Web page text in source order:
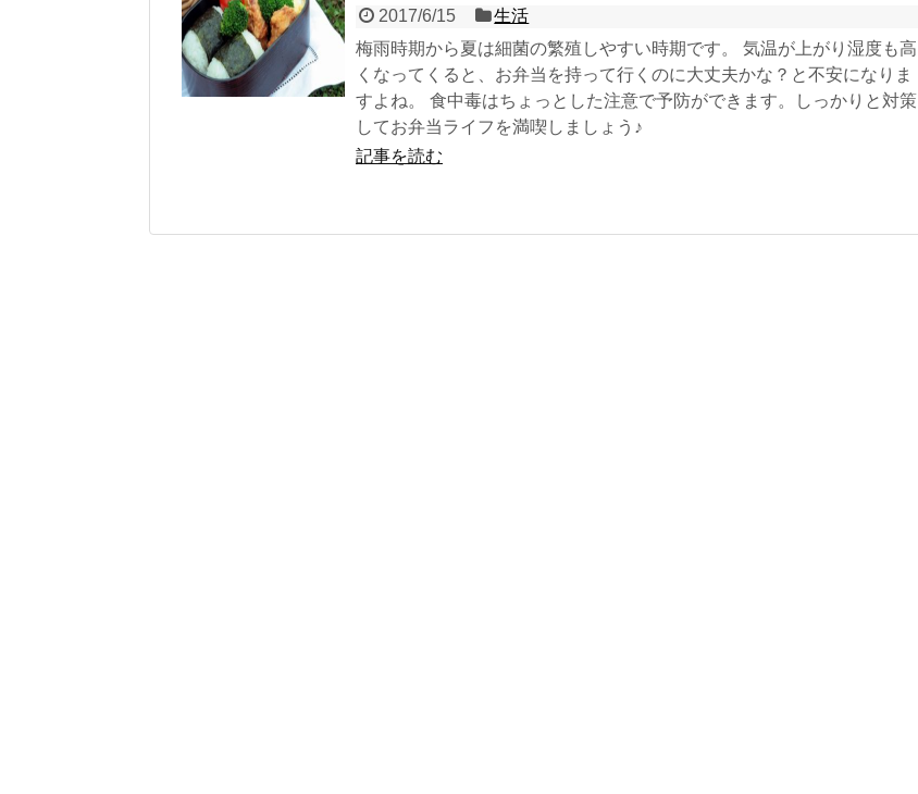
2017/6/15
生活
梅雨時期から夏は細菌の繁殖しやすい時期です。 気温が上がり湿度も高
くなってくると、お弁当を持って行くのに大丈夫かな？と不安になりま
すよね。 食中毒はちょっとした注意で予防ができます。しっかりと対策
してお弁当ライフを満喫しましょう♪
記事を読む